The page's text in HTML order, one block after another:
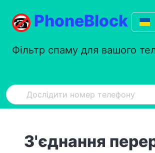
PhoneBlock
Фільтр спаму для вашого
З'єднання